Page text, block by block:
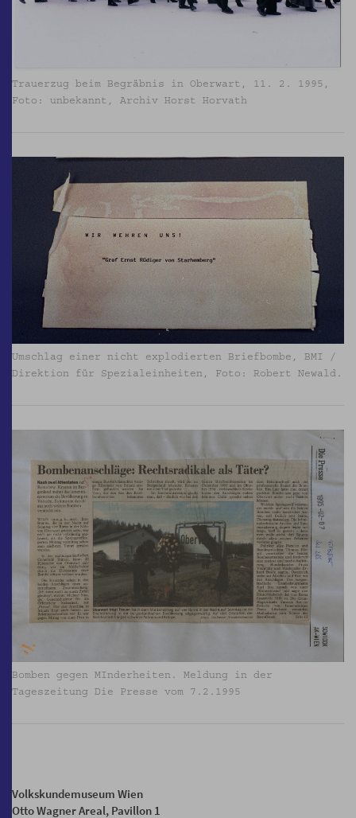
Trauerzug beim Begräbnis in Oberwart, 11. 2. 1995,
Foto: unbekannt, Archiv Horst Horvath
Umschlag einer nicht explodierten Briefbombe, BMI /
Direktion für Spezialeinheiten, Foto: Robert Newald.
Bomben gegen MInderheiten. Meldung in der
Tageszeitung Die Presse vom 7.2.1995
Volkskundemuseum Wien
Otto Wagner Areal, Pavillon 1